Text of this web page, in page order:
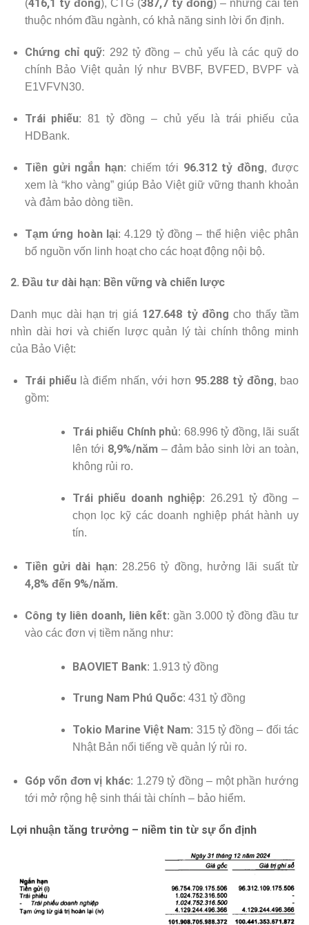
(416,1 tỷ đồng), CTG (387,7 tỷ đồng) – những cái tên
thuộc nhóm đầu ngành, có khả năng sinh lời ổn định.
Chứng chỉ quỹ: 292 tỷ đồng – chủ yếu là các quỹ do
chính Bảo Việt quản lý như BVBF, BVFED, BVPF và
E1VFVN30.
Trái phiếu: 81 tỷ đồng – chủ yếu là trái phiếu của
HDBank.
Tiền gửi ngắn hạn: chiếm tới 96.312 tỷ đồng, được
xem là “kho vàng” giúp Bảo Việt giữ vững thanh khoản
và đảm bảo dòng tiền.
Tạm ứng hoàn lại: 4.129 tỷ đồng – thể hiện việc phân
bổ nguồn vốn linh hoạt cho các hoạt động nội bộ.
2. Đầu tư dài hạn: Bền vững và chiến lược
Danh mục dài hạn trị giá 127.648 tỷ đồng cho thấy tầm
nhìn dài hơi và chiến lược quản lý tài chính thông minh
của Bảo Việt:
Trái phiếu là điểm nhấn, với hơn 95.288 tỷ đồng, bao
gồm:
Trái phiếu Chính phủ: 68.996 tỷ đồng, lãi suất
lên tới 8,9%/năm– đảm bảo sinh lời an toàn,
không rủi ro.
Trái phiếu doanh nghiệp: 26.291 tỷ đồng –
chọn lọc kỹ các doanh nghiệp phát hành uy
tín.
Tiền gửi dài hạn: 28.256 tỷ đồng, hưởng lãi suất từ
4,8% đến 9%/năm.
Công ty liên doanh, liên kết: gần 3.000 tỷ đồng đầu tư
vào các đơn vị tiềm năng như:
BAOVIET Bank: 1.913 tỷ đồng
Trung Nam Phú Quốc: 431 tỷ đồng
Tokio Marine Việt Nam: 315 tỷ đồng – đối tác
Nhật Bản nổi tiếng về quản lý rủi ro.
Góp vốn đơn vị khác: 1.279 tỷ đồng – một phần hướng
tới mở rộng hệ sinh thái tài chính – bảo hiểm.
Lợi nhuận tăng trưởng – niềm tin từ sự ổn định